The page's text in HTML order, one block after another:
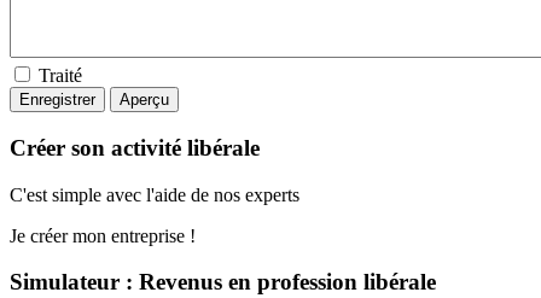
Traité
Créer son activité libérale
C'est simple avec l'aide de nos experts
Je créer mon entreprise !
Simulateur : Revenus en profession libérale